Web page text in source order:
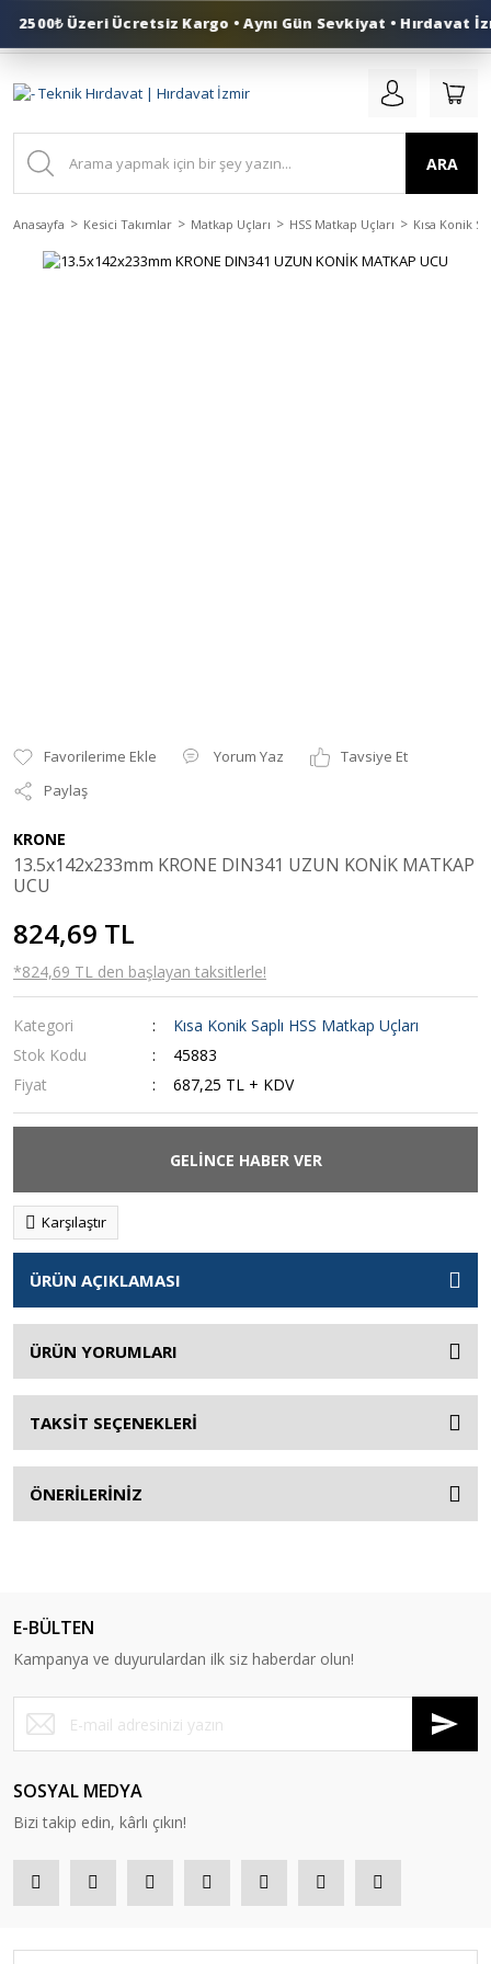
0 (553) 324 41 50
ARA
Anasayfa Kesici Takımlar Matkap Uçları HSS Matkap Uçları Kısa Konik
Yorum Yaz
Tavsiye Et
Paylaş
KRONE
13.5x142x233mm KRONE DIN341 UZUN KONİK MATKAP
UCU
824,69 TL
*824,69 TL den başlayan taksitlerle!
Kategori
Kısa Konik Saplı HSS Matkap Uçları
Stok Kodu
45883
Fiyat
687,25 TL + KDV
GELİNCE HABER VER
Karşılaştır
ÜRÜN AÇIKLAMASI
ÜRÜN YORUMLARI
TAKSİT SEÇENEKLERİ
ÖNERİLERİNİZ
E-BÜLTEN
Kampanya ve duyurulardan ilk siz haberdar olun!
SOSYAL MEDYA
Bizi takip edin, kârlı çıkın!
2500₺ Üzeri Ücretsiz Kargo • Aynı Gün Sevkiyat • Hırdavat